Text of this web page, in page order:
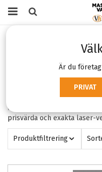
Är du
PRIVAT
Mätverktyg för proffs från
prisvärda och exakta laser-
Produktfiltrering